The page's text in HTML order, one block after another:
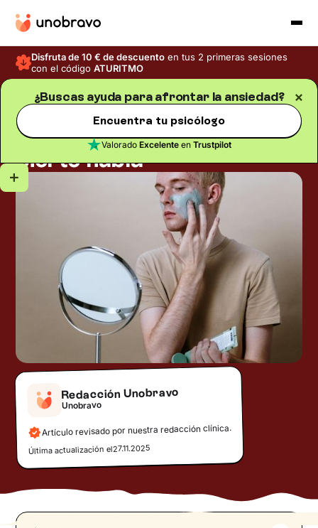
Disfruta de 10 € de descuento en tus 2 primeras sesiones
con el códigoATURITMO
¿Buscas ayuda para afrontar la ansiedad?
Encuentra tu psicólogo
Valorado Excelenteen Trustpilot
Blog
Acné por estrés: cuando la
piel te habla
Redacción Unobravo
Unobravo
Artículo revisado por nuestra redacción clínica.
Última actualización el27.11.2025